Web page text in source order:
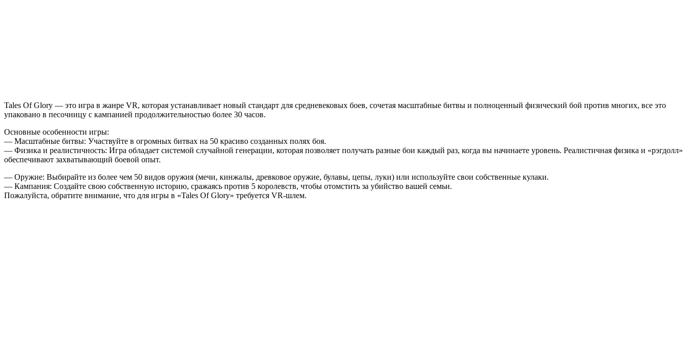
Tales Of Glory — это игра в жанре VR, которая устанавливает новый стандарт для средневековых боев, сочетая масштабные битвы и полноценный физический бой против многих, все это
упаковано в песочницу с кампанией продолжительностью более 30 часов.
Основные особенности игры:
— Масштабные битвы: Участвуйте в огромных битвах на 50 красиво созданных полях боя.
— Физика и реалистичность: Игра обладает системой случайной генерации, которая позволяет получать разные бои каждый раз, когда вы начинаете уровень. Реалистичная физика и «рэгдолл»
обеспечивают захватывающий боевой опыт.
— Оружие: Выбирайте из более чем 50 видов оружия (мечи, кинжалы, древковое оружие, булавы, цепы, луки) или используйте свои собственные кулаки.
— Кампания: Создайте свою собственную историю, сражаясь против 5 королевств, чтобы отомстить за убийство вашей семьи.
Пожалуйста, обратите внимание, что для игры в «Tales Of Glory» требуется VR-шлем.